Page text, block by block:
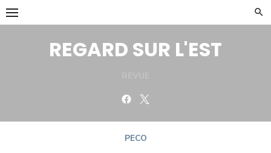
Skip
to
REGARD SUR L'EST
Facebook
PECO